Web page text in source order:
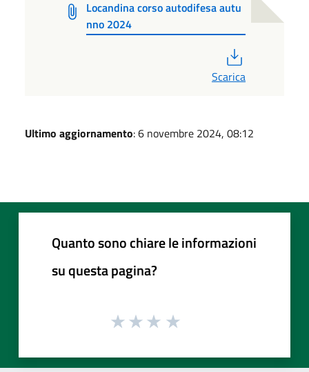
Locandina corso autodifesa autu
nno 2024
Scarica
Ultimo aggiornamento: 6 novembre 2024, 08:12
Quanto sono chiare le informazioni
su questa pagina?